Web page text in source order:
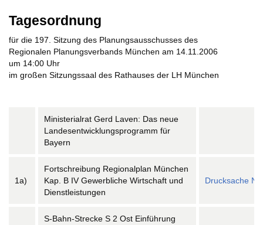
Tagesordnung
für die 197. Sitzung des Planungsausschusses des
Regionalen Planungsverbands München am 14.11.2006
um 14:00 Uhr
im großen Sitzungssaal des Rathauses der LH München
Ministerialrat Gerd Laven: Das neue
Landesentwicklungsprogramm für
Bayern
1a)
Fortschreibung Regionalplan München
Kap. B IV Gewerbliche Wirtschaft und
Dienstleistungen
Drucksache
S-Bahn-Strecke S 2 Ost Einführung